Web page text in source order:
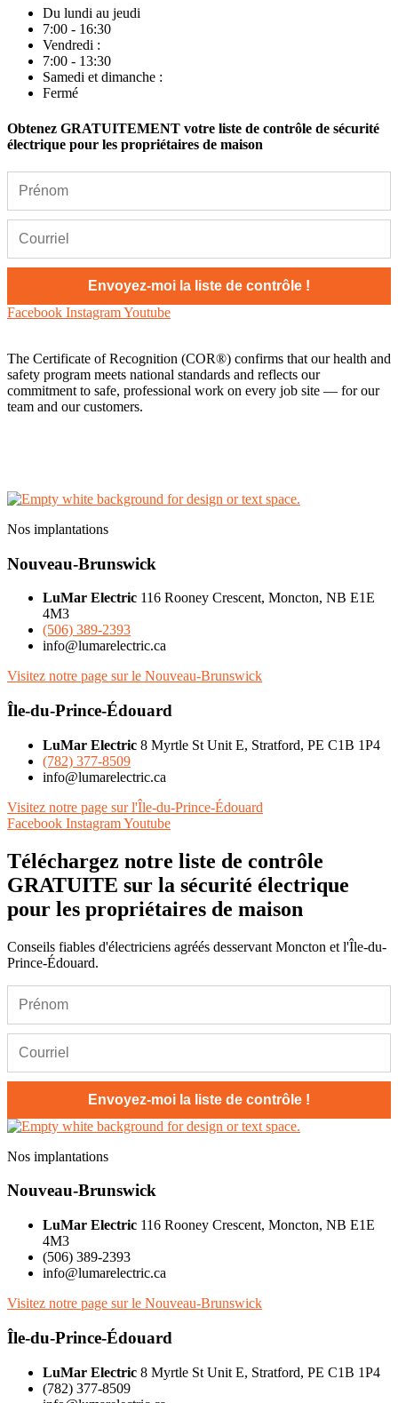
Du lundi au jeudi
7:00 - 16:30
Vendredi :
7:00 - 13:30
Samedi et dimanche :
Fermé
Obtenez GRATUITEMENT votre liste de contrôle de sécurité
électrique pour les propriétaires de maison
Facebook InstagramYoutube
The Certificate of Recognition (COR®) confirms that our health and
safety program meets national standards and reflects our
commitment to safe, professional work on every job site — for our
team and our customers.
Nos implantations
Nouveau-Brunswick
LuMar Electric 116 Rooney Crescent, Moncton, NB E1E
4M3
(506) 389-2393
info@lumarelectric.ca
Visitez notre page sur le Nouveau-Brunswick
Île-du-Prince-Édouard
LuMar Electric 8 Myrtle St Unit E, Stratford, PE C1B 1P4
(782) 377-8509
info@lumarelectric.ca
Visitez notre page sur l'Île-du-Prince-Édouard
Facebook InstagramYoutube
Téléchargez notre liste de contrôle
GRATUITE sur la sécurité électrique
pour les propriétaires de maison
Conseils fiables d'électriciens agréés desservant Moncton et l'Île-du-
Prince-Édouard.
Nos implantations
Nouveau-Brunswick
LuMar Electric 116 Rooney Crescent, Moncton, NB E1E
4M3
(506) 389-2393
info@lumarelectric.ca
Visitez notre page sur le Nouveau-Brunswick
Île-du-Prince-Édouard
LuMar Electric 8 Myrtle St Unit E, Stratford, PE C1B 1P4
(782) 377-8509